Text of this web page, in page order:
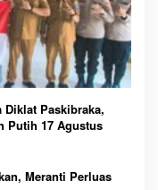
Diklat Paskibraka,
Putih 17 Agustus
Meranti Perluas